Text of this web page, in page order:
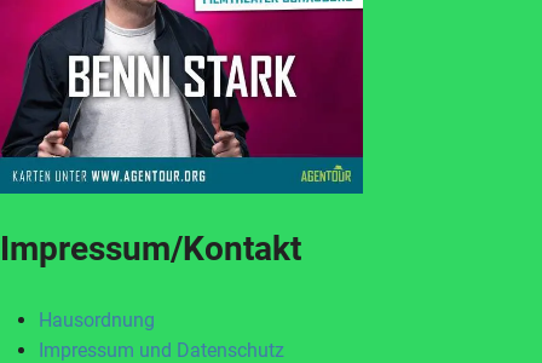
Impressum/Kontakt
Hausordnung
Impressum und Datenschutz